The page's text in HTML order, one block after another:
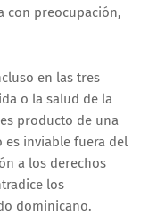
con preocupación,
en las tres
o la salud de la
producto de una
inviable fuera del
a los derechos
los
dominicano.